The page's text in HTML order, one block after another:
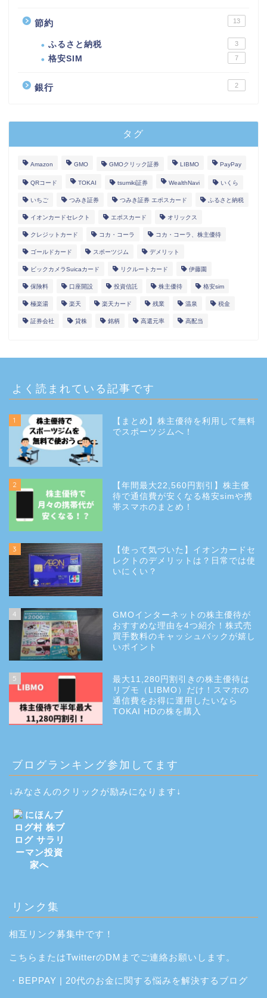
節約 13
ふるさと納税 3
格安SIM 7
銀行 2
タグ
Amazon GMO GMOクリック証券 LIBMO PayPay
QRコード TOKAI tsumiki証券 WealthNavi いくら
いちご つみき証券 つみき証券 エポスカード ふるさと納税
イオンカードセレクト エポスカード オリックス
クレジットカード コカ・コーラ コカ・コーラ、株主優待
ゴールドカード スポーツジム デメリット
ビックカメラSuicaカード リクルートカード 伊藤園
保険料 口座開設 投資信託 株主優待 格安sim
極楽湯 楽天 楽天カード 残業 温泉 税金
証券会社 貸株 銘柄 高還元率 高配当
よく読まれている記事です
1
【まとめ】株主優待を利用して無料
でスポーツジムへ！
2
【年間最大22,560円割引】株主優
待で通信費が安くなる格安simや携
帯スマホのまとめ！
3
【使って気づいた】イオンカードセ
レクトのデメリットは？日常では使
いにくい？
4
GMOインターネットの株主優待が
おすすめな理由を4つ紹介！株式売
買手数料のキャッシュバックが嬉し
いポイント
5
最大11,280円割引きの株主優待は
リブモ（LIBMO）だけ！スマホの
通信費をお得に運用したいなら
TOKAI HDの株を購入
ブログランキング参加してます
↓みなさんのクリックが励みになります↓
リンク集